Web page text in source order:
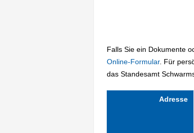
Falls Sie ein Dokumente
Online-Formular. Für
das Standesamt
Adresse